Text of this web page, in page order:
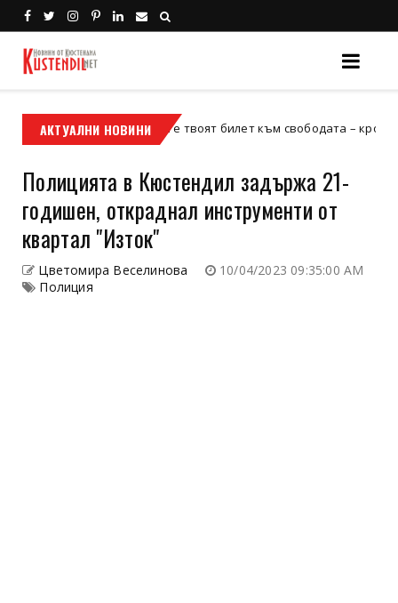
АКТУАЛНИ НОВИНИ
мотор Кой е твоят билет към свободата – кросовият
Полицията в Кюстендил задържа 21-
годишен, откраднал инструменти от
квартал "Изток"
Цветомира Веселинова
10/04/2023 09:35:00 AM
Полиция